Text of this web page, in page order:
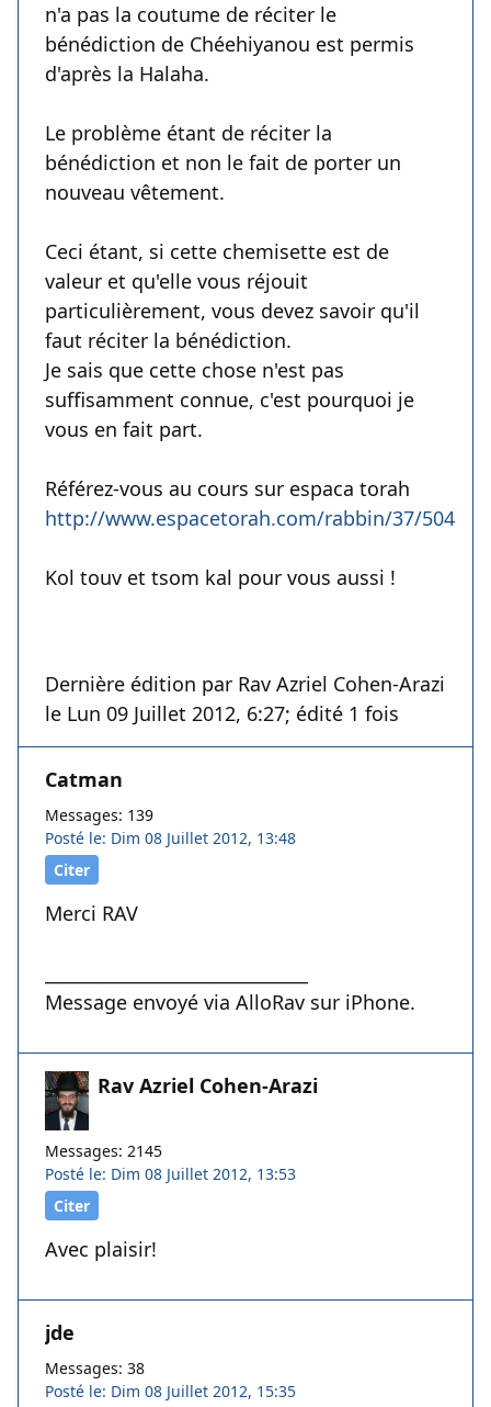
n'a pas la coutume de réciter le
bénédiction de Chéehiyanou est permis
d'après la Halaha.
Le problème étant de réciter la
bénédiction et non le fait de porter un
nouveau vêtement.
Ceci étant, si cette chemisette est de
valeur et qu'elle vous réjouit
particulièrement, vous devez savoir qu'il
faut réciter la bénédiction.
Je sais que cette chose n'est pas
suffisamment connue, c'est pourquoi je
vous en fait part.
Référez-vous au cours sur espaca torah
http://www.espacetorah.com/rabbin/37/5041
Kol touv et tsom kal pour vous aussi !
Dernière édition par Rav Azriel Cohen-Arazi
le Lun 09 Juillet 2012, 6:27; édité 1 fois
Catman
Messages: 139
Posté le: Dim 08 Juillet 2012, 13:48
Citer
Merci RAV
Message envoyé via AlloRav sur iPhone.
Rav Azriel Cohen-Arazi
Messages: 2145
Posté le: Dim 08 Juillet 2012, 13:53
Citer
Avec plaisir!
jde
Messages: 38
Posté le: Dim 08 Juillet 2012, 15:35